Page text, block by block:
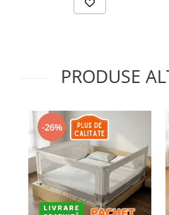
PRODUSE
-26%